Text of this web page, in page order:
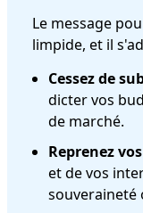
Le message
limpide, et il
Cessez de
dicter vos
de marché.
Reprenez
et de vos
souveraineté